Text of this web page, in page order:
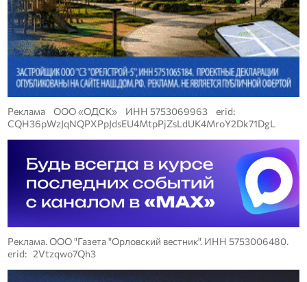
Реклама ООО «ОДСК» ИНН 5753069963 erid:
CQH36pWzJqNQPXPpJdsEU4MtpPjZsLdUK4MroY2Dk71DgL
Реклама. ООО "Газета "Орловский вестник". ИНН 5753006480.
erid: 2Vtzqwo7Qh3